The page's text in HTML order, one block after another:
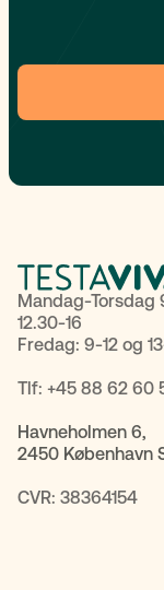
Mandag-Torsdag
12.30-16
Fredag: 9-12 og
Tlf: +45 88 62 60
Havneholmen 6,
2450 København
CVR: 38364154